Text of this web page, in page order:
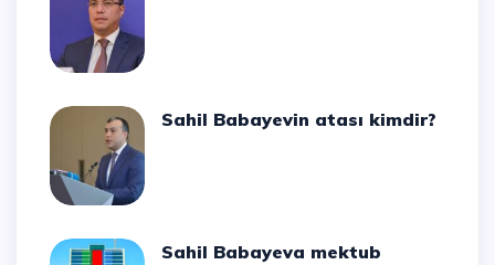
Sahil Babayevin atası kimdir?
Sahil Babayeva mektub